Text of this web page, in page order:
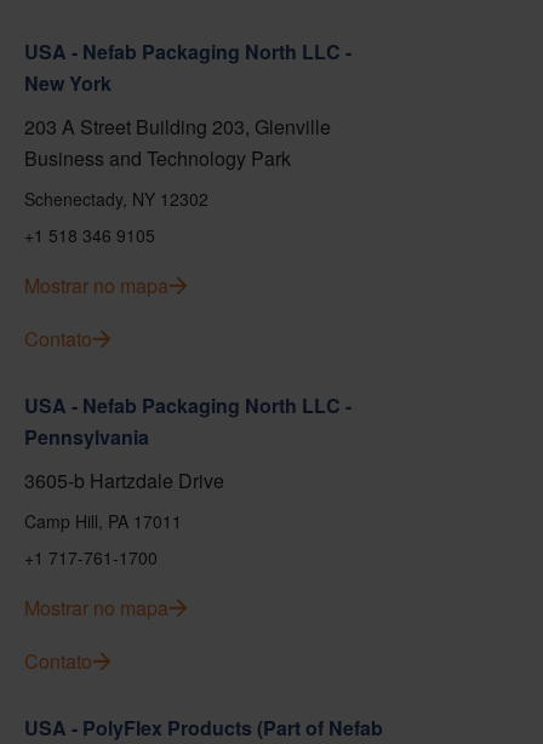
USA - Nefab Packaging North LLC -
New York
203 A Street Building 203, Glenville
Business and Technology Park
Schenectady, NY 12302
+1 518 346 9105
Mostrar no mapa
Contato
USA - Nefab Packaging North LLC -
Pennsylvania
3605-b Hartzdale Drive
Camp Hill, PA 17011
+1 717-761-1700
Mostrar no mapa
Contato
USA - PolyFlex Products (Part of Nefab